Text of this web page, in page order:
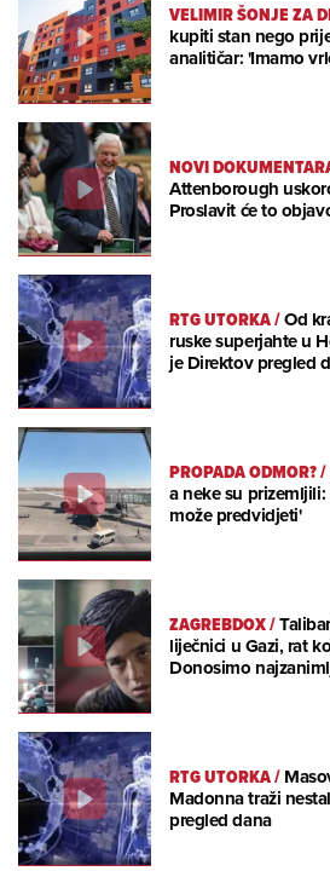
VELIMIR ŠONJE ZA
kupiti stan nego
analitičar: 'Imamo
NOVI
Attenborough
Proslavit će to
RTG UTORKA/Od
ruske superjahte u
je Direktov pregled
PROPADA ODMOR?/
a neke su
može predvidjeti'
ZAGREBDOX/
liječnici u Gazi, rat
Donosimo
RTG UTORKA/
Madonna traži
pregled dana